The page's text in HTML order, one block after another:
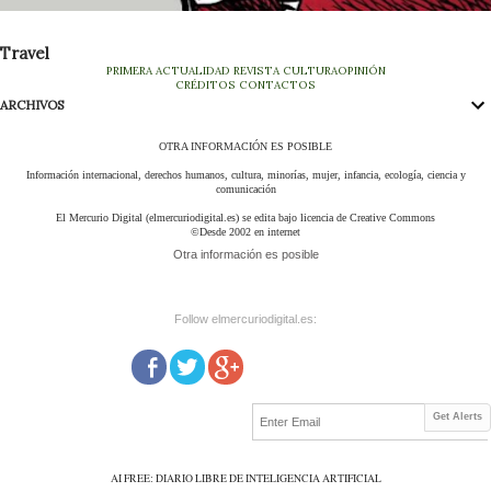
Travel
PRIMERA ACTUALIDAD REVISTA CULTURAOPINIÓN
CRÉDITOS CONTACTOS
ARCHIVOS
OTRA INFORMACIÓN ES POSIBLE
Información internacional, derechos humanos, cultura, minorías, mujer, infancia, ecología, ciencia y
comunicación
El Mercurio Digital (elmercuriodigital.es) se edita bajo licencia de Creative Commons
©Desde 2002 en internet
Otra información es posible
Follow elmercuriodigital.es:
Get Alerts
AI FREE: DIARIO LIBRE DE INTELIGENCIA ARTIFICIAL